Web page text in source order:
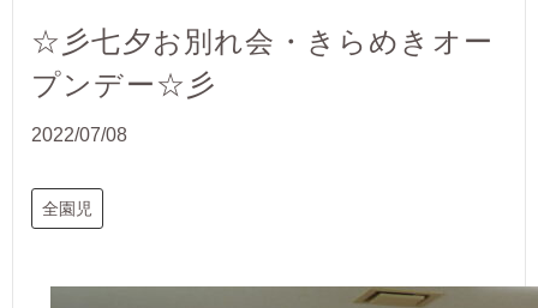
☆彡七夕お別れ会・きらめきオー
プンデー☆彡
2022/07/08
全園児